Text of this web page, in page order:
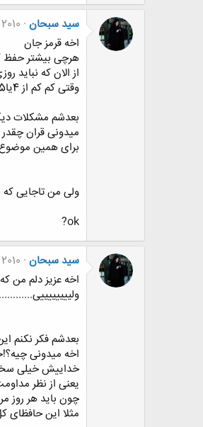
سید سبحان
اخه قرمز جان
هرچی بیشتر حفظ
از الان که نباید
وقتی کم کم از 4یا5 جزئ رو حفظ کردی تازه میرسی به روزی 1جزئ مرور(فکر کنم)
بعدشم مشکلات
میدونی قران چقدر
برای همین
ولی من تاجایی که بتونم بهت کمک
ok?
سید سبحان
اخه عزیز دلم من
بعدشم فکر نکنم
اخه میدونی
خداییش خیلی
یعنی از نظر
چون باید هر روز
مثلا این حافظای کل قران روزی شاید